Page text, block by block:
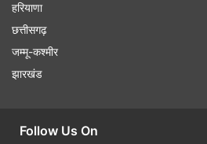
डीपफेक वीडियो स्कैम कैसे काम
हरियाणा
छत्तीसगढ़
जम्मू-कश्मीर
झारखंड
Follow Us On